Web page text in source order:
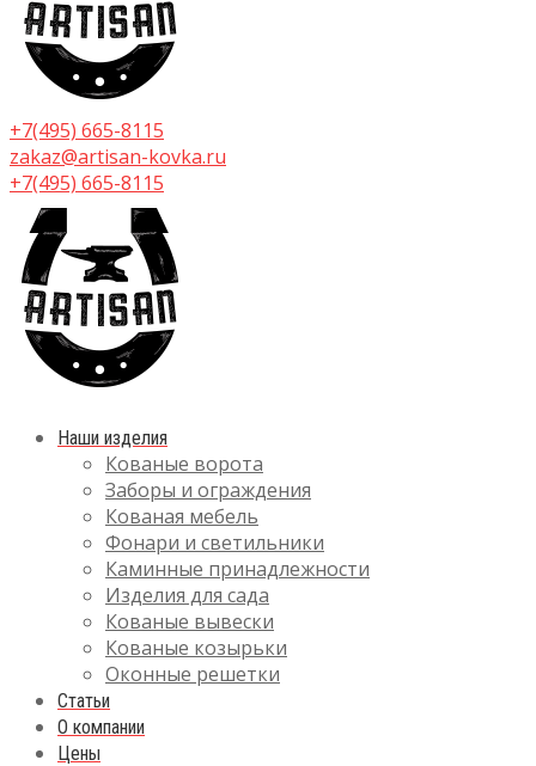
+7(495) 665-8115
zakaz@artisan-kovka.ru
+7(495) 665-8115
Наши изделия
Кованые ворота
Заборы и ограждения
Кованая мебель
Фонари и светильники
Каминные принадлежности
Изделия для сада
Кованые вывески
Кованые козырьки
Оконные решетки
Статьи
О компании
Цены